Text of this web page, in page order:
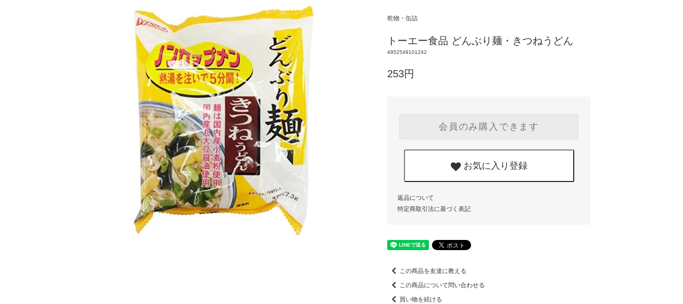
乾物・缶詰
トーエー食品 どんぶり麺・きつねうどん
4952549101242
253円
会員のみ購入できます
お気に入り登録
返品について
特定商取引法に基づく表記
この商品を友達に教える
この商品について問い合わせる
買い物を続ける